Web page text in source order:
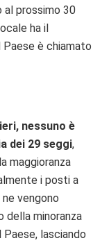
al prossimo 30
ha il
è chiamato
nessuno è
dei 29 seggi,
maggioranza
i posti a
vengono
della minoranza
lasciando